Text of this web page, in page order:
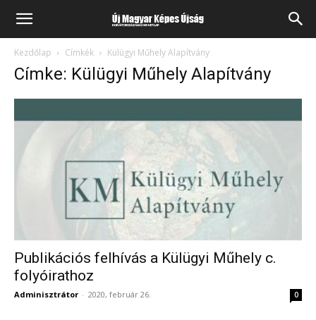
Kezdőlap Címkék Külügyi Műhely Alapítvány
Címke: Külügyi Műhely Alapítvány
Publikációs felhívás a Külügyi Műhely c.
folyóirathoz
Adminisztrátor - 2020, február 26. 0